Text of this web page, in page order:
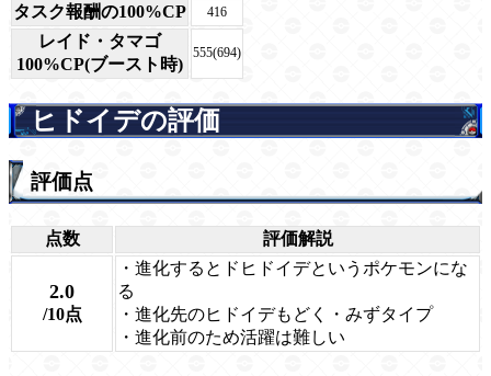
タスク報酬の100%CP 416
レイド・タマゴ
100%CP(ブースト時)
555(694)
ヒドイデの評価
評価点
点数 評価解説
2.0
/10点
・進化するとドヒドイデというポケモンにな
る
・進化先のヒドイデもどく・みずタイプ
・進化前のため活躍は難しい